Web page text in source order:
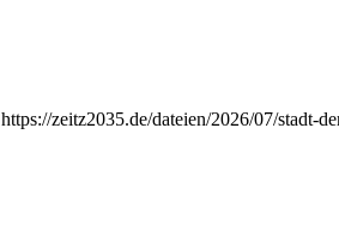
https://zeitz2035.de/dateien/2026/07/stadt-